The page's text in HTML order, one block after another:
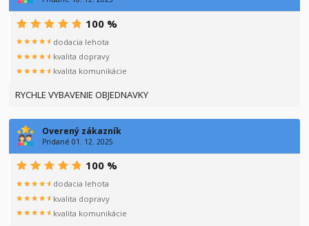
RYCHLE VYBAVENIE OBJEDNAVKY
100 %
dodacia lehota
kvalita dopravy
kvalita komunikácie
Overený zákazník
Pridané 01. 12. 2025
100 %
dodacia lehota
kvalita dopravy
kvalita komunikácie